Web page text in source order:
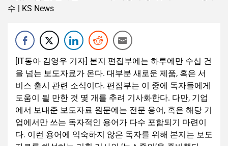
[IT동아 김영우 기자] 본지 편집부에는 하루에만 수십 건
을 넘는 보도자료가 온다. 대부분 새로운 제품, 혹은 서
비스 출시 관련 소식이다. 편집부는 이 중에 독자들에게
도움이 될 만한 것 몇 개를 추려 기사화한다. 다만, 기업
에서 보내준 보도자료 원문에는 전문 용어, 혹은 해당 기
업에서만 쓰는 독자적인 용어가 다수 포함되기 마련이
다. 이런 용어에 익숙하지 않은 독자를 위해 본지는 보도